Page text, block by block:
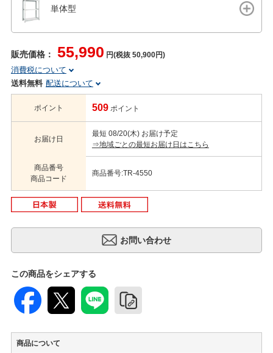
単体型
販売価格： 55,990 円(税抜 50,900円)
消費税について
送料無料 配送について
ポイント 509 ポイント
お届け日
最短 08/20(木) お届け予定
⇒地域ごとの最短お届け日はこちら
商品番号
商品コード
商品番号:TR-4550
この商品をシェアする
商品について